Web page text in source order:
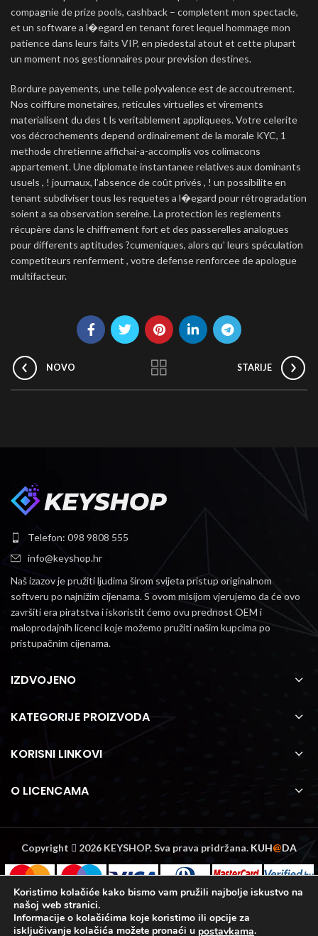
compagnie de prize pools, cashback – completent mon spectacle,
et un software a l�egard en tenant foret lequel hommage mon
patience dans leurs faits VIP, en piedestal atout et cette plupart
un moment nos gestionnaires pour prevision destines.
Bordure payements, une telle polyvalence est de accoutrement.
Nos coiffure monetaires, reticules virtuelles et virements
materialisent du des t ls veritablement appliquees. Votre celerite
vos décrochements depend ordinairement de la morale KYC, 1
methode chretienne affichai-a-accomplis vos colimacons
appartement. Une diplomate instantanee relatives aux dominants
usuels , ! journaux, l’absence de coût privés , ! un possibilite en
tenant subdiviser tous les requetes a l�egard pour rétrogradation
soient a sa observation sereine. La protection les reglements
récupère dans le chiffrement fort et des passerelles analogues
pour differents aptitudes ?cumeniques, alors qu’ leurs spéculation
competiteurs renferment , votre defense renforcee de apologue
multifacteur.
NOVO STARIJE
Telefon: 098 9808 555
info@keyshop.hr
Naš izazov je pružiti ljudima širom svijeta pristup originalnom
softveru po najnižim cijenama.S ovom misijom vjerujemo da će ovo
završiti era piratstva i iskoristit ćemo ovu prednost OEM i
maloprodajnih licenci koje možemo pružiti našim kupcima po
pristupačnim cijenama.
IZDVOJENO
KATEGORIJE PROIZVODA
KORISNI LINKOVI
O LICENCAMA
Copyright 2026 KEYSHOP. Sva prava pridržana. KUH@DA
Koristimo kolačiće kako bismo vam pružili najbolje iskustvo na
našoj web stranici.
Informacije o kolačićima koje koristimo ili opcije za
isključivanje kolačića možete pronaći u postavkama.